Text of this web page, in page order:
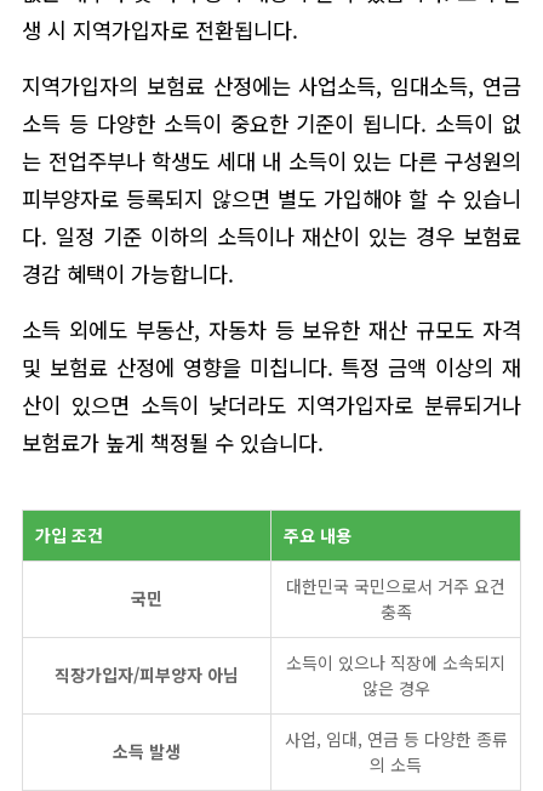
생 시 지역가입자로 전환됩니다.
지역가입자의 보험료 산정에는 사업소득, 임대소득, 연금
소득 등 다양한 소득이 중요한 기준이 됩니다. 소득이 없
는 전업주부나 학생도 세대 내 소득이 있는 다른 구성원의
피부양자로 등록되지 않으면 별도 가입해야 할 수 있습니
다. 일정 기준 이하의 소득이나 재산이 있는 경우 보험료
경감 혜택이 가능합니다.
소득 외에도 부동산, 자동차 등 보유한 재산 규모도 자격
및 보험료 산정에 영향을 미칩니다. 특정 금액 이상의 재
산이 있으면 소득이 낮더라도 지역가입자로 분류되거나
보험료가 높게 책정될 수 있습니다.
가입 조건 주요 내용
국민
대한민국 국민으로서 거주 요건
충족
직장가입자/피부양자 아님
소득이 있으나 직장에 소속되지
않은 경우
소득 발생
사업, 임대, 연금 등 다양한 종류
의 소득